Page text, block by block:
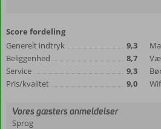
Score fordeling
Generelt indtryk
9,3
Beliggenhed
8,7
Service
9,3
Pris/kvalitet
9,0
Vores gæsters anmeldelser
Sprog